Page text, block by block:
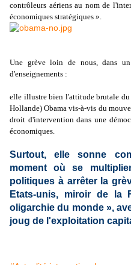
contrôleurs aériens au nom de
économiques stratégiques ».
Une grève loin de nous, dans
d'enseignements :
elle illustre bien l'attitude brutale du
Hollande) Obama vis-à-vis du
droit d'intervention dans une
économiques.
Surtout, elle sonne
moment où se
politiques à arrêter la
Etats-unis, miroir de la
oligarchie du monde »,
joug de l'exploitation